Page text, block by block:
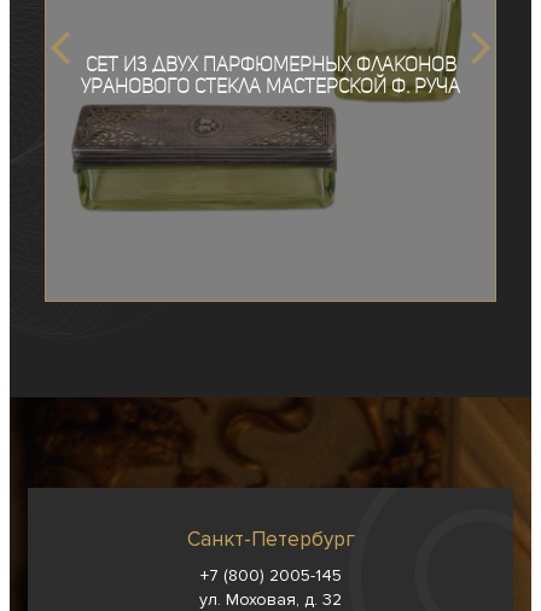
Сет из двух парфюмерных флаконов
уранового стекла мастерской Ф. Руча
Санкт-Петербург
+7 (800) 2005-145
ул. Моховая, д. 32